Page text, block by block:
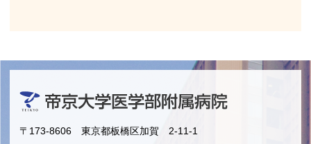
〒173-8606 東京都板橋区加賀 2-11-1